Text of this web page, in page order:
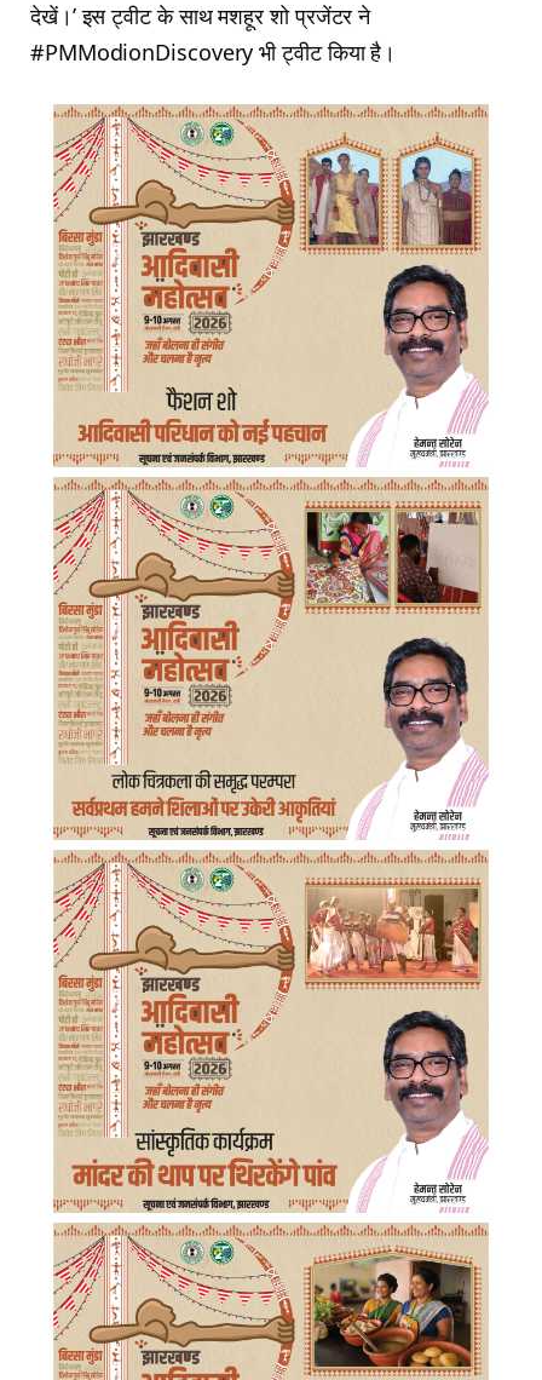
देखें।’ इस ट्वीट के साथ मशहूर शो प्रजेंटर ने
#PMModionDiscovery भी ट्वीट किया है।